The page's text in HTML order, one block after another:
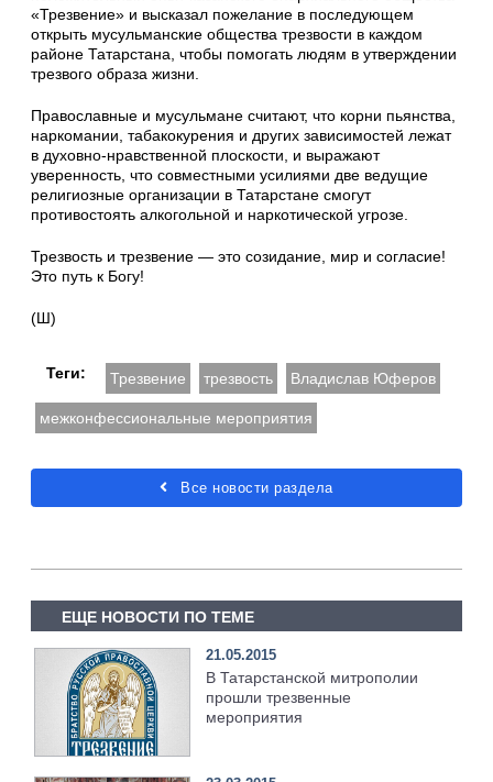
«Трезвение» и высказал пожелание в последующем
открыть мусульманские общества трезвости в каждом
районе Татарстана, чтобы помогать людям в утверждении
трезвого образа жизни.
Православные и мусульмане считают, что корни пьянства,
наркомании, табакокурения и других зависимостей лежат
в духовно-нравственной плоскости, и выражают
уверенность, что совместными усилиями две ведущие
религиозные организации в Татарстане смогут
противостоять алкогольной и наркотической угрозе.
Трезвость и трезвение — это созидание, мир и согласие!
Это путь к Богу!
(Ш)
Теги: Трезвение трезвость Владислав Юферов
межконфессиональные мероприятия
Все новости раздела
ЕЩЕ НОВОСТИ ПО ТЕМЕ
21.05.2015
В Татарстанской митрополии
прошли трезвенные
мероприятия